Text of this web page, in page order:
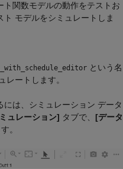
ト関数モデルの動作をテストお
モデルをシミュレートしま
という名
レートします。
は、シミュレーション データ
ュレーション] タブで、 [データ
。